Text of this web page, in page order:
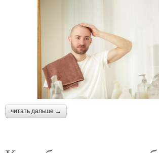
читать дальше →